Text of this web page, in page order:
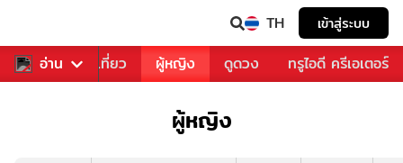
TH เข้าสู่ระบบ
อ่าน
อาหาร ท่องเที่ยว ผู้หญิง ดูดวง ทรูไอดี ครีเอเตอร์
ผู้หญิง